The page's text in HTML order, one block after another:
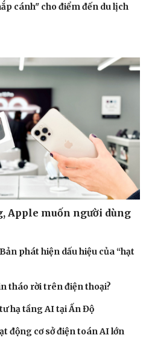
cánh" cho điểm đến du lịch
Apple muốn người dùng
phát hiện dấu hiệu của “hạt
tháo rời trên điện thoại?
hạ tầng AI tại Ấn Độ
động cơ sở điện toán AI lớn